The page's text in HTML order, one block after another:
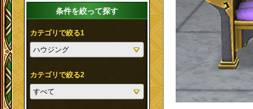
条件を絞って探す
カテゴリで絞る1
カテゴリで絞る2